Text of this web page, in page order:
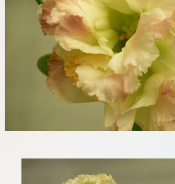
板橋店
川崎加工部
EN
official instagram